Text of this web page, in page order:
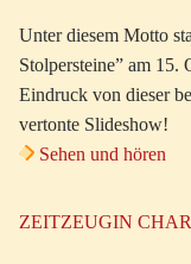
Unter diesem Motto
Stolpersteine” am 15.
Eindruck von dieser
vertonte Slideshow!
Sehen und hören
ZEITZEUGIN